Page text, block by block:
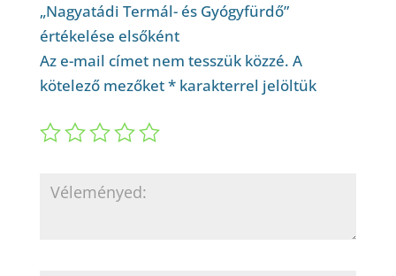
„Nagyatádi Termál- és Gyógyfürdő”
értékelése elsőként
Az e-mail címet nem tesszük közzé. A
kötelező mezőket*karakterrel jelöltük